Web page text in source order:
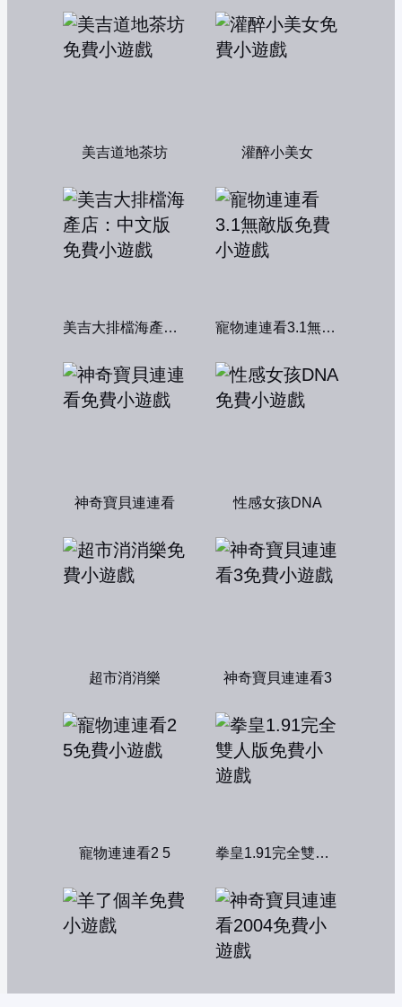
美吉道地茶坊 灌醉小美女
美吉大排檔海產店：中文版 寵物連連看3.1無敵版
神奇寶貝連連看 性感女孩DNA
超市消消樂 神奇寶貝連連看3
寵物連連看2 5 拳皇1.91完全雙人版